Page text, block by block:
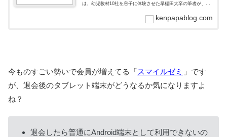
は、幼児教材10社を息子に体験させた早稲田大卒の筆者が、お
育を検討しているなら要チェックです。kenpapablog.com
今ものすごい勢いで会員が増えてる「スマイルゼミ 」です
が、退会後のタブレット端末がどうなるか気になりますよ
ね？
退会したら普通にAndroid端末として利用できないの